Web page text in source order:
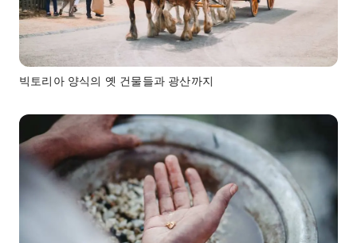
빅토리아 양식의 옛 건물들과 광산까지